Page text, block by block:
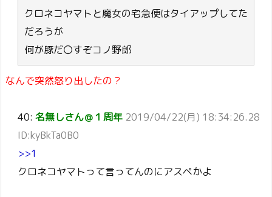
クロネコヤマトと魔女の宅急便はタイアップしてた
だろうが
何が豚だ〇すぞコノ野郎
なんで突然怒り出したの？
40: 名無しさん＠１周年 2019/04/22(月) 18:34:26.28
ID:kyBkTa0B0
>>1
クロネコヤマトって言ってんのにアスペかよ